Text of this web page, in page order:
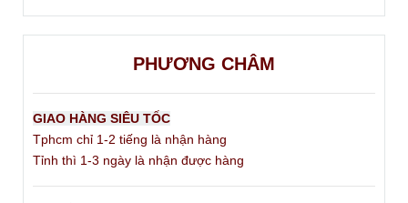
PHƯƠNG CHÂM
GIAO HÀNG SIÊU TỐC
Tphcm chỉ 1-2 tiếng là nhận hàng
Tỉnh thì 1-3 ngày là nhận được hàng